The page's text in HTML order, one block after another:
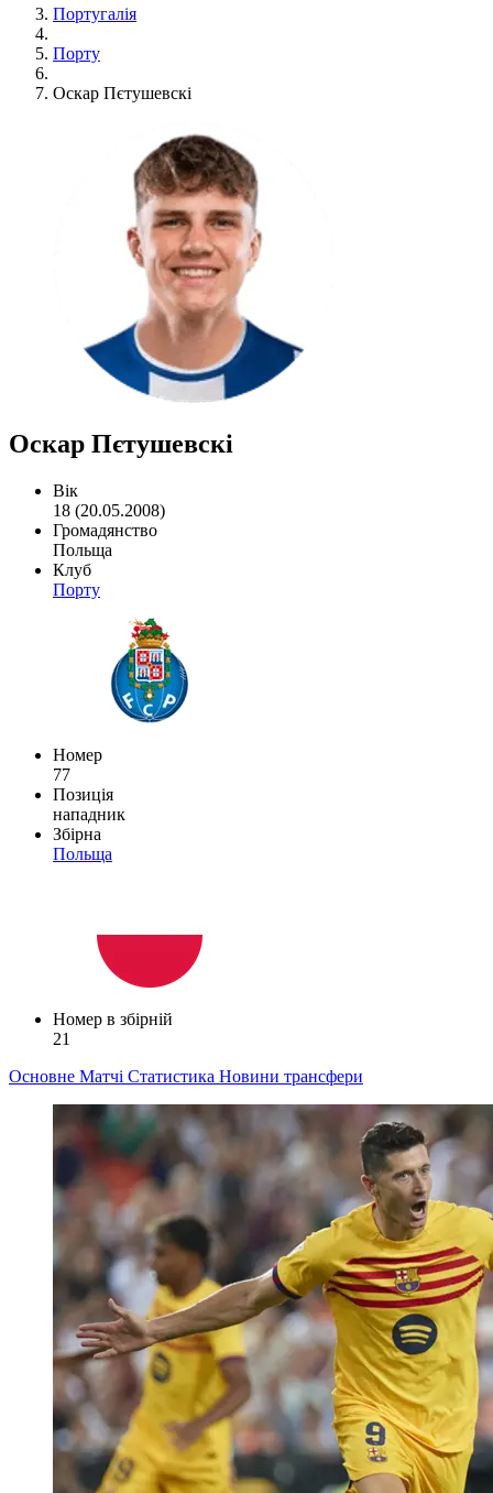
Португалія
Порту
Оскар Пєтушевскі
Оскар Пєтушевскі
Вік
18 (20.05.2008)
Громадянство
Польща
Клуб
Порту
Номер
77
Позиція
нападник
Збірна
Польща
Номер в збірній
21
Основне Матчі Статистика Новини трансфери